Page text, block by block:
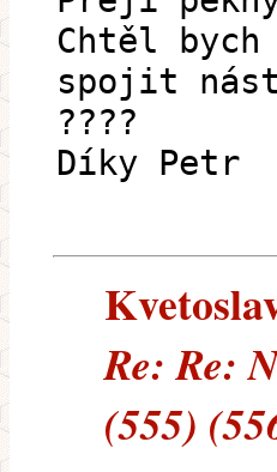
Chtěl
spojit
????
Díky Petr
Re: Re:
(555)